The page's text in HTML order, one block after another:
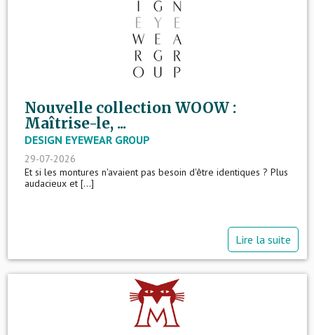
Nouvelle collection WOOW :
Maîtrise-le, ...
DESIGN EYEWEAR GROUP
29-07-2026
Et si les montures n'avaient pas besoin d'être identiques ? Plus
audacieux et [...]
Lire la suite